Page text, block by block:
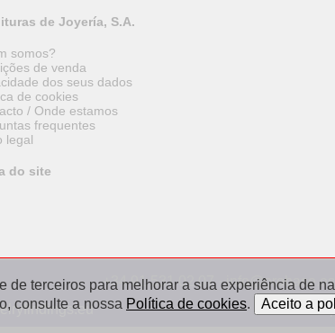
de Joyería, S.A.
somos?
de venda
dos seus dados
de cookies
/ Onde estamos
frequentes
legal
do site
+34 91 531 02 07 ·
de terceiros para melhorar a sua experiência de
consulte a nossa Política de cookies.